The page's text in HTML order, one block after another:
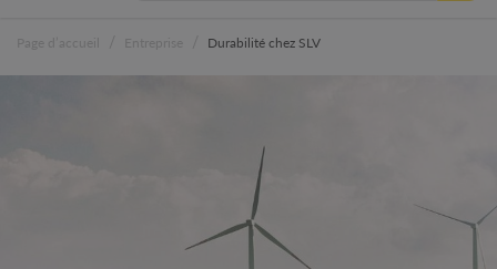
Durabilité chez SLV